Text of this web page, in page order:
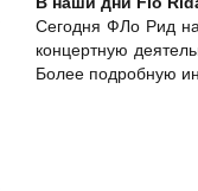
Сегодня ФЛо Рид
концертную
Более подробную